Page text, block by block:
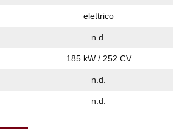
elettrico
n.d.
185 kW / 252 CV
n.d.
n.d.